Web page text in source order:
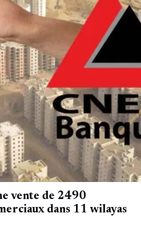
vente de 2490
dans 11 wilayas